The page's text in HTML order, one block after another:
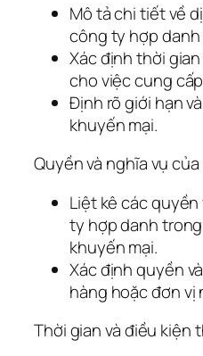
Mô tả chi tiết về
công ty hợp
Xác định thời
cho việc cung
Định rõ giới hạn
khuyến mại.
Quyền và nghĩa vụ
Liệt kê các
ty hợp danh
khuyến mại.
Xác định quyền
hàng hoặc đơn vị
Thời gian và điều kiện